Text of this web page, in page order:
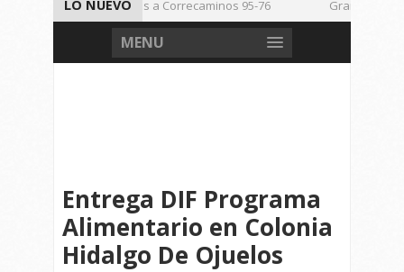
LO NUEVO
Vencen los Mineros a Correcaminos 95-76
Gran Festival
Inicia TSJEZ Sesiones Ordinarias
Inicia SICT Construcción
MENU
Entrega DIF Programa
Alimentario en Colonia
Hidalgo De Ojuelos